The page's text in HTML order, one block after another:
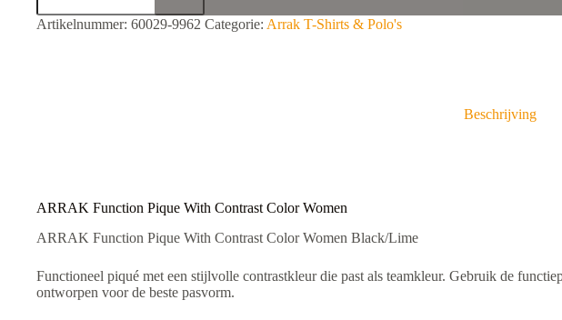
With
Contrast
A
:
Artikelnummer: 60029-9962 Categorie: Arrak T-Shirts & Polo's
Beschrijving
ARRAK Function Pique With Contrast Color Women
ARRAK Function Pique With Contrast Color Women Black/Lime
Functioneel piqué met een stijlvolle contrastkleur die past als teamkleur. Gebruik de
ontworpen voor de beste pasvorm.